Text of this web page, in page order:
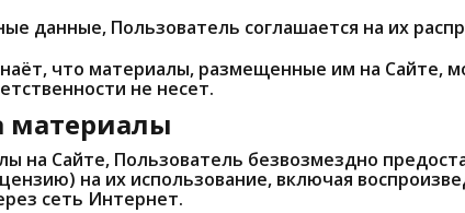
данные, Пользователь соглашается на их
что материалы, размещенные им на Сайте,
не несет.
материалы
на Сайте, Пользователь безвозмездно
на их использование, включая
сеть Интернет.